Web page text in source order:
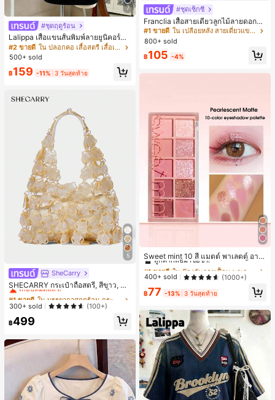
7
#ชุดฤดูร้อน
Lalippa เสื้อแขนสั้นพิมพ์ลายยูนิคอร์นล
ายทางสีตัดกันสำหรับผู้หญิง สไตล์วิทย
าลัย
#2 ขายดี
ใน ปลอกคอ เสื้อสตรี เสื้อเบลาส์ & Tee
500+ sold
฿159 -11% 3 วันสุดท้าย
5
SheCarry
SHECARRY กระเป๋าถือสตรี, สีขาว, แฟ
ชั่น, สง่างาม, วันหยุด, งานปาร์ตี้
#1 ขายดี
เกือบหมดแล้ว!
#1 ขายดี
เกือบหมดแล้ว!
#1 ขายดี
เกือบหมดแล้ว!
#1 ขายดี
ใน บรรยากาศฤดูร้อน กระเป๋าหูหิ้วด้านบนผู้หญิง
เกือบหมดแล้ว!
300+ sold (100+)
฿499
#ชุดเซ็กซี่
Franclia เสื้อสายเดี่ยวลูกไม้ลายดอกไม้
ผูกโบว์สำหรับผู้หญิงสำหรับฤดูร้อน
#1 ขายดี
ใน เปลือยหลัง สายเดี่ยวแขนกุดสีสดใส
800+ sold
฿105 -4%
Sweet mint 10 สี แมตต์ พาเลตต์ อาย
แชโดว์ , 1 ชิ้น อย่างสูง เม็ดสี กันน้ำ ทน
ทาน อายแชโดว์ ถาด อายแชโดว์
ลูกค้ากลับมาซื้อซ้ำ!
#1 ขายดี
ลูกค้ากลับมาซื้อซ้ำ!
#1 ขายดี
ลูกค้ากลับมาซื้อซ้ำ!
#1 ขายดี
ใน ป้องกันรอยเปื้อน พาเลตต์อายแชโดว์
ลูกค้ากลับมาซื้อซ้ำ!
400+ sold (1000+)
฿77 -13% 3 วันสุดท้าย